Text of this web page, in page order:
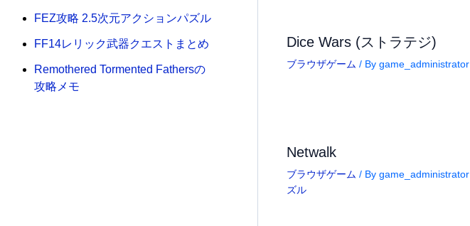
FEZ攻略 2.5次元アクションパズル
FF14レリック武器クエストまとめ
Remothered Tormented Fathersの
攻略メモ
Dice Wars (ストラテジ)
ブラウザゲーム / By game_administrator
Netwalk
ブラウザゲーム / By game_administrator
ズル